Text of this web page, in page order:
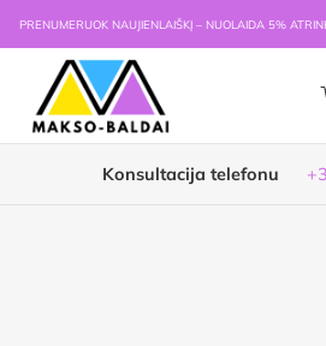
PRENUMERUOK NAUJIENLAIŠKĮ – NUOLAIDA 5%
Konsultacija telefonu